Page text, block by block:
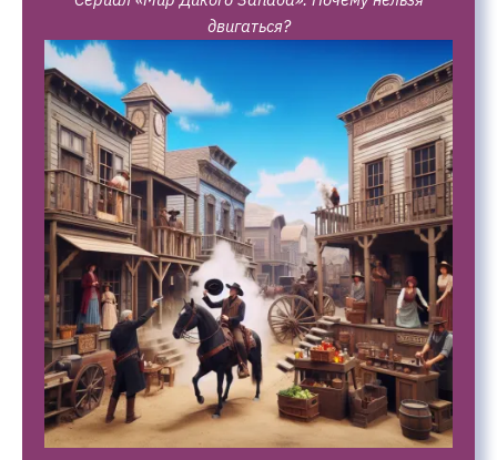
двигаться?